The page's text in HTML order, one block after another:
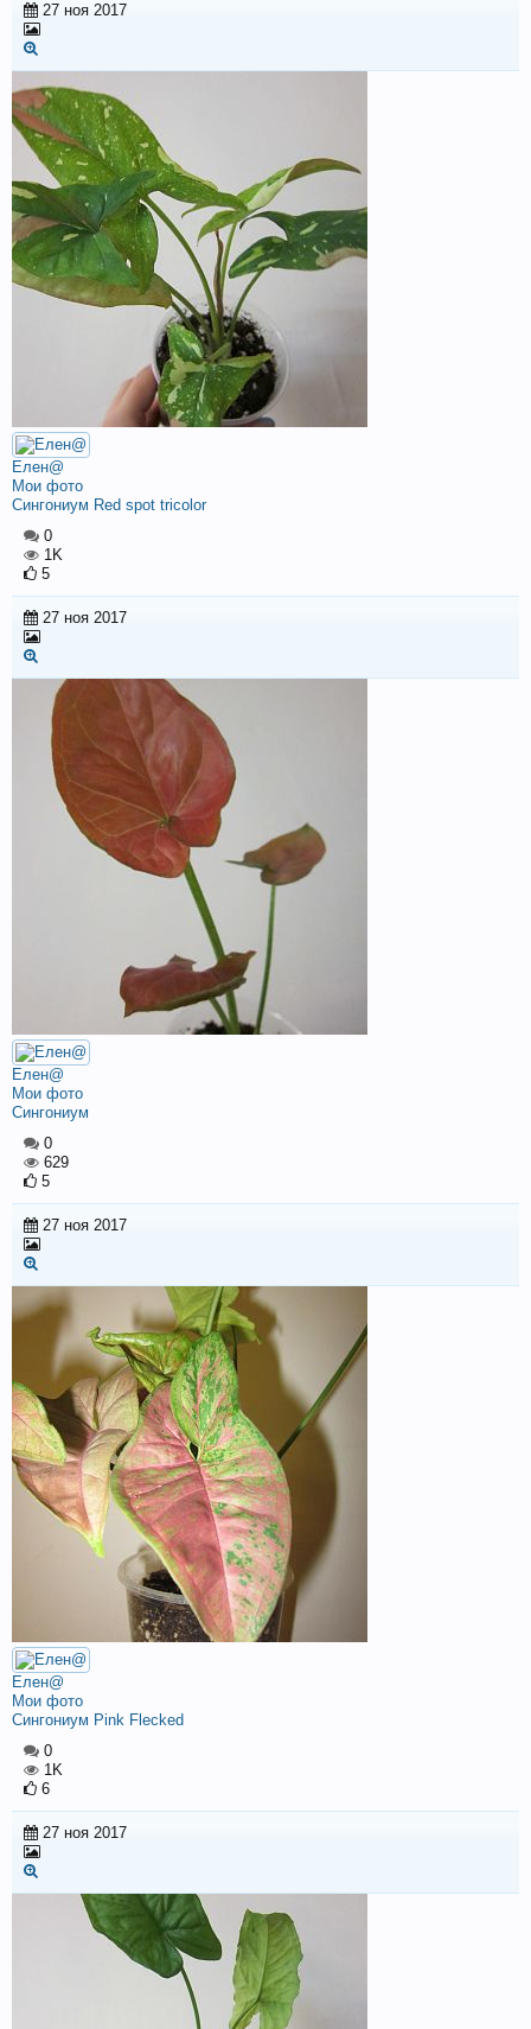
27 ноя 2017
Елен@
Мои фото
Сингониум Red spot tricolor
0
1K
5
27 ноя 2017
Елен@
Мои фото
Сингониум
0
629
5
27 ноя 2017
Елен@
Мои фото
Сингониум Pink Flecked
0
1K
6
27 ноя 2017